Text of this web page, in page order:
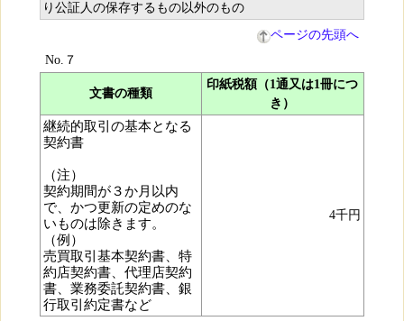
り公証人の保存するもの以外のもの
ページの先頭へ
No.７
文書の種類
印紙税額（1通又は1冊につ
き）
継続的取引の基本となる
契約書
（注）
契約期間が３か月以内
で、かつ更新の定めのな
いものは除きます。
（例）
売買取引基本契約書、特
約店契約書、代理店契約
書、業務委託契約書、銀
行取引約定書など
4千円